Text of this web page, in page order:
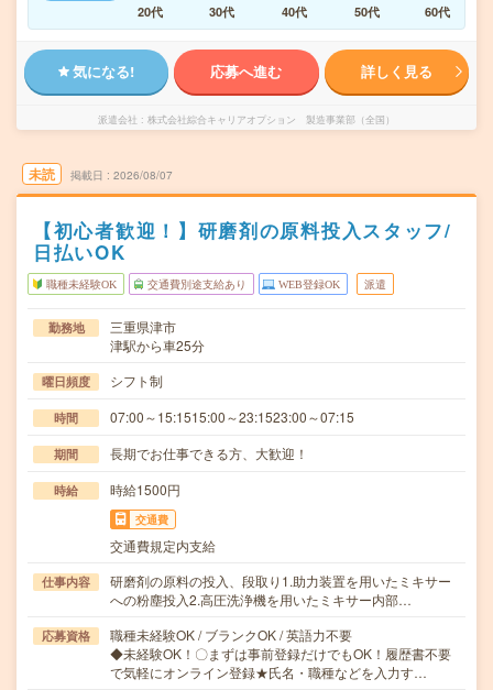
20代
30代 40代 50代 60代
気になる! 応募へ進む 詳しく見る
派遣会社 株式会社綜合キャリアオプション 製造事業部（全国）
未読 掲載日 2026/08/07
【初心者歓迎！】研磨剤の原料投入スタッフ/
日払いOK
職種未経験OK 交通費別途支給あり WEB登録OK 派遣
勤務地
三重県津市
津駅から車25分
曜日頻度 シフト制
時間 07:00～15:1515:00～23:1523:00～07:15
期間 長期でお仕事できる方、大歓迎！
時給 時給1500円
交通費
交通費規定内支給
仕事内容
研磨剤の原料の投入、段取り1.助力装置を用いたミキサー
への粉塵投入2.高圧洗浄機を用いたミキサー内部…
応募資格
職種未経験OK / ブランクOK / 英語力不要
◆未経験OK！〇まずは事前登録だけでもOK！履歴書不要
で気軽にオンライン登録★氏名・職種などを入力す…